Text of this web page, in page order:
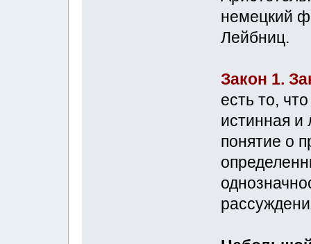
немецкий
Лейбниц.
Закон 1.
есть то,
истинная и
понятие о